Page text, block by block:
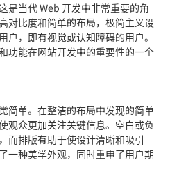
是当代 Web 开发中非常重要的角
对比度和简单的布局，极简主义设
，即有视觉或认知障碍的用户。
功能在网站开发中的重要性的一个
简单。在整洁的布局中发现的简单
观众更加关注关键信息。空白或负
而排版有助于使设计清晰和吸引
一种美学外观，同时重申了用户期